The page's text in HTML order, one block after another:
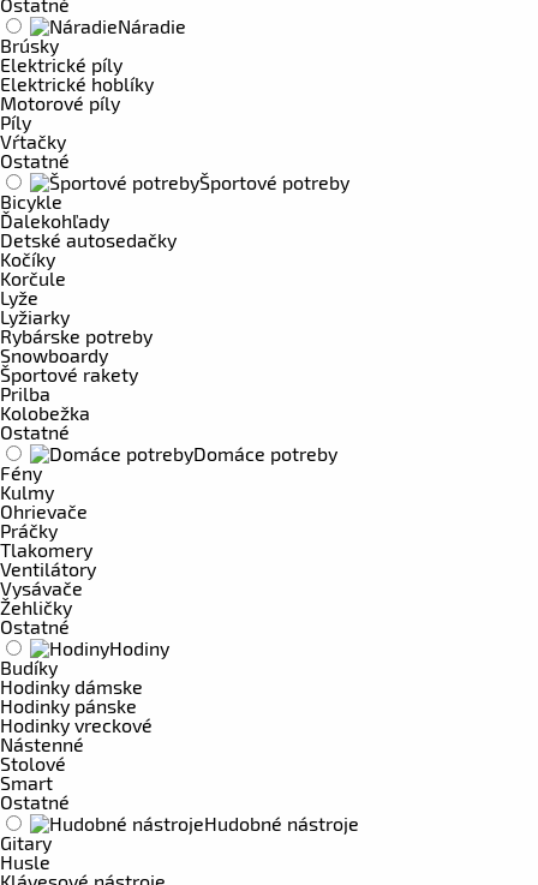
Náradie
Brúsky
Elektrické píly
Elektrické hoblíky
Motorové píly
Píly
Vŕtačky
Ostatné
Športové potreby
Bicykle
Ďalekohľady
Detské autosedačky
Kočíky
Korčule
Lyže
Lyžiarky
Rybárske potreby
Snowboardy
Športové rakety
Prilba
Kolobežka
Ostatné
Domáce potreby
Fény
Kulmy
Ohrievače
Práčky
Tlakomery
Ventilátory
Vysávače
Žehličky
Ostatné
Hodiny
Budíky
Hodinky dámske
Hodinky pánske
Hodinky vreckové
Nástenné
Stolové
Smart
Ostatné
Hudobné nástroje
Gitary
Husle